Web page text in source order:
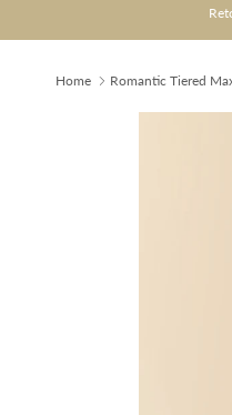
Home Romantic Tiered